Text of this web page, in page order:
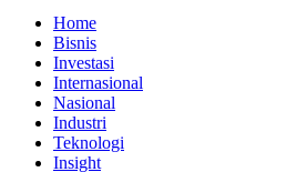
Home
Bisnis
Investasi
Internasional
Nasional
Industri
Teknologi
Insight